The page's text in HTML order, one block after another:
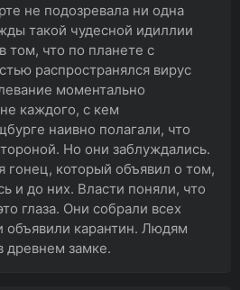
не подозревала ни одна
такой чудесной идиллии
том, что по планете с
распространялся вирус
моментально
каждого, с кем
наивно полагали, что
Но они заблуждались.
гонец, который объявил о том,
и до них. Власти поняли, что
глаза. Они собрали всех
объявили карантин. Людям
древнем замке.